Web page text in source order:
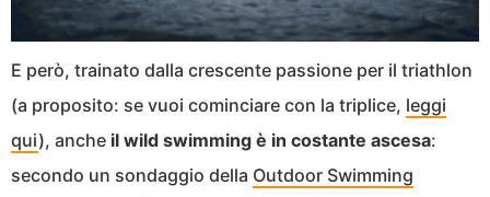
E però, trainato dalla crescente passione per il triathlon
(a proposito: se vuoi cominciare con la triplice, leggi
qui), anche il wild swimming è in costante ascesa:
secondo un sondaggio della Outdoor Swimming